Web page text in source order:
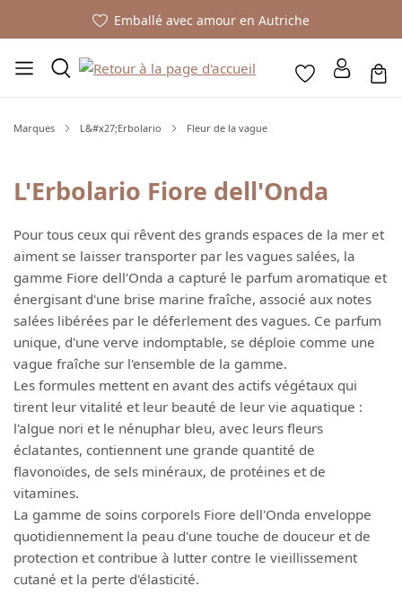
Emballé avec amour en Autriche
Marques L&#x27;Erbolario Fleur de la vague
L'Erbolario Fiore dell'Onda
Pour tous ceux qui rêvent des grands espaces de la mer et
aiment se laisser transporter par les vagues salées, la
gamme Fiore dell'Onda a capturé le parfum aromatique et
énergisant d'une brise marine fraîche, associé aux notes
salées libérées par le déferlement des vagues. Ce parfum
unique, d'une verve indomptable, se déploie comme une
vague fraîche sur l'ensemble de la gamme.
Les formules mettent en avant des actifs végétaux qui
tirent leur vitalité et leur beauté de leur vie aquatique :
l'algue nori et le nénuphar bleu, avec leurs fleurs
éclatantes, contiennent une grande quantité de
flavonoïdes, de sels minéraux, de protéines et de
vitamines.
La gamme de soins corporels Fiore dell'Onda enveloppe
quotidiennement la peau d'une touche de douceur et de
protection et contribue à lutter contre le vieillissement
cutané et la perte d'élasticité.